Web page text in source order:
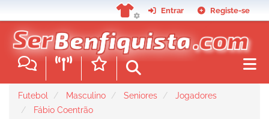
para
conteúdo
principal
Entrar Registe-se
Futebol Masculino Seniores
Jogadores
Fábio Coentrão